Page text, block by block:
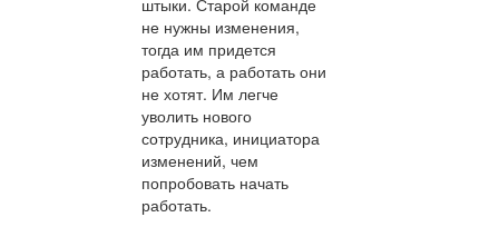
штыки. Старой команде
не нужны изменения,
тогда им придется
работать, а работать они
не хотят. Им легче
уволить нового
сотрудника, инициатора
изменений, чем
попробовать начать
работать.